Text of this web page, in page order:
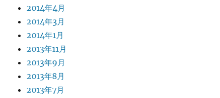
2014年4月
2014年3月
2014年1月
2013年11月
2013年9月
2013年8月
2013年7月